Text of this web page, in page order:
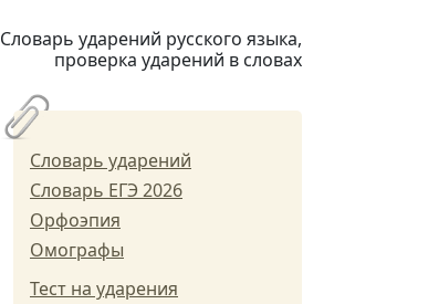
Словарь ударений русского языка,
проверка ударений в словах
Словарь ударений
Словарь ЕГЭ 2026
Орфоэпия
Омографы
Тест на ударения